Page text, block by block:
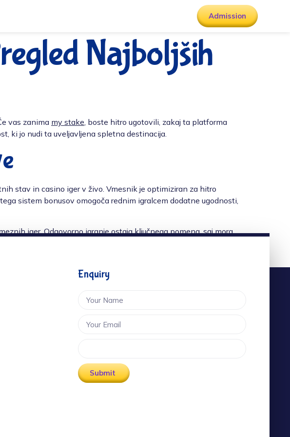
Admission
Najboljših
vas zanima my stake, boste hitro ugotovili, zakaj ta platforma
ki jo nudi ta uveljavljena spletna destinacija.
stav in casino iger v živo. Vmesnik je optimiziran za hitro
sistem bonusov omogoča rednim igralcem dodatne ugodnosti,
iger. Odgovorno igranje ostaja ključnega pomena, saj mora
Enquiry
Submit